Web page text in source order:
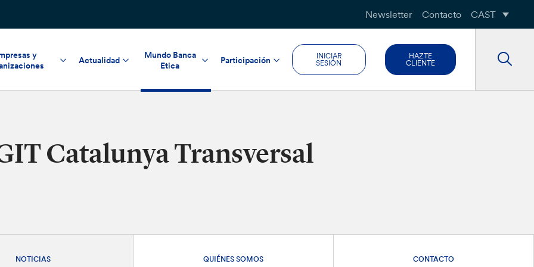
Newsletter Contacto CAST
y
Actualidad
Mundo Banca
Etica
Participación
INICIAR
SESIÓN
HAZTE
CLIENTE
Catalunya Transversal
NOTICIAS QUIÉNES SOMOS CONTACTO